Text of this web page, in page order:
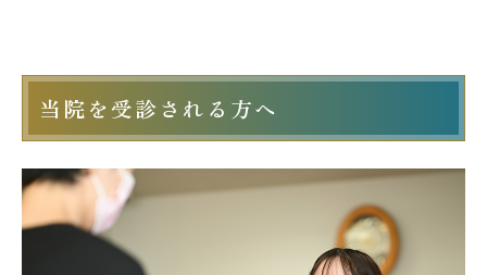
当院を受診される方へ